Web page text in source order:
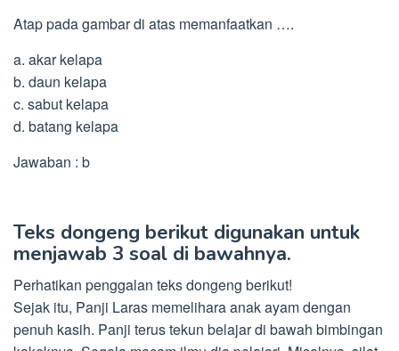
Atap pada gambar di atas memanfaatkan ….
a. akar kelapa
b. daun kelapa
c. sabut kelapa
d. batang kelapa
Jawaban : b
Teks dongeng berikut digunakan untuk
menjawab 3 soal di bawahnya.
Perhatikan penggalan teks dongeng berikut!
Sejak itu, Panji Laras memelihara anak ayam dengan
penuh kasih. Panji terus tekun belajar di bawah bimbingan